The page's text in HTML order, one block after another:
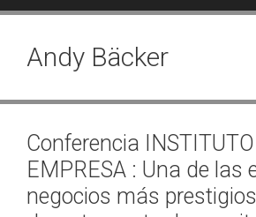
Andy Bäcker
Conferencia
EMPRESA : Una de las
negocios más